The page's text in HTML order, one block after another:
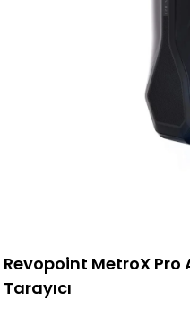
Revopoint MetroX
Tarayıcı